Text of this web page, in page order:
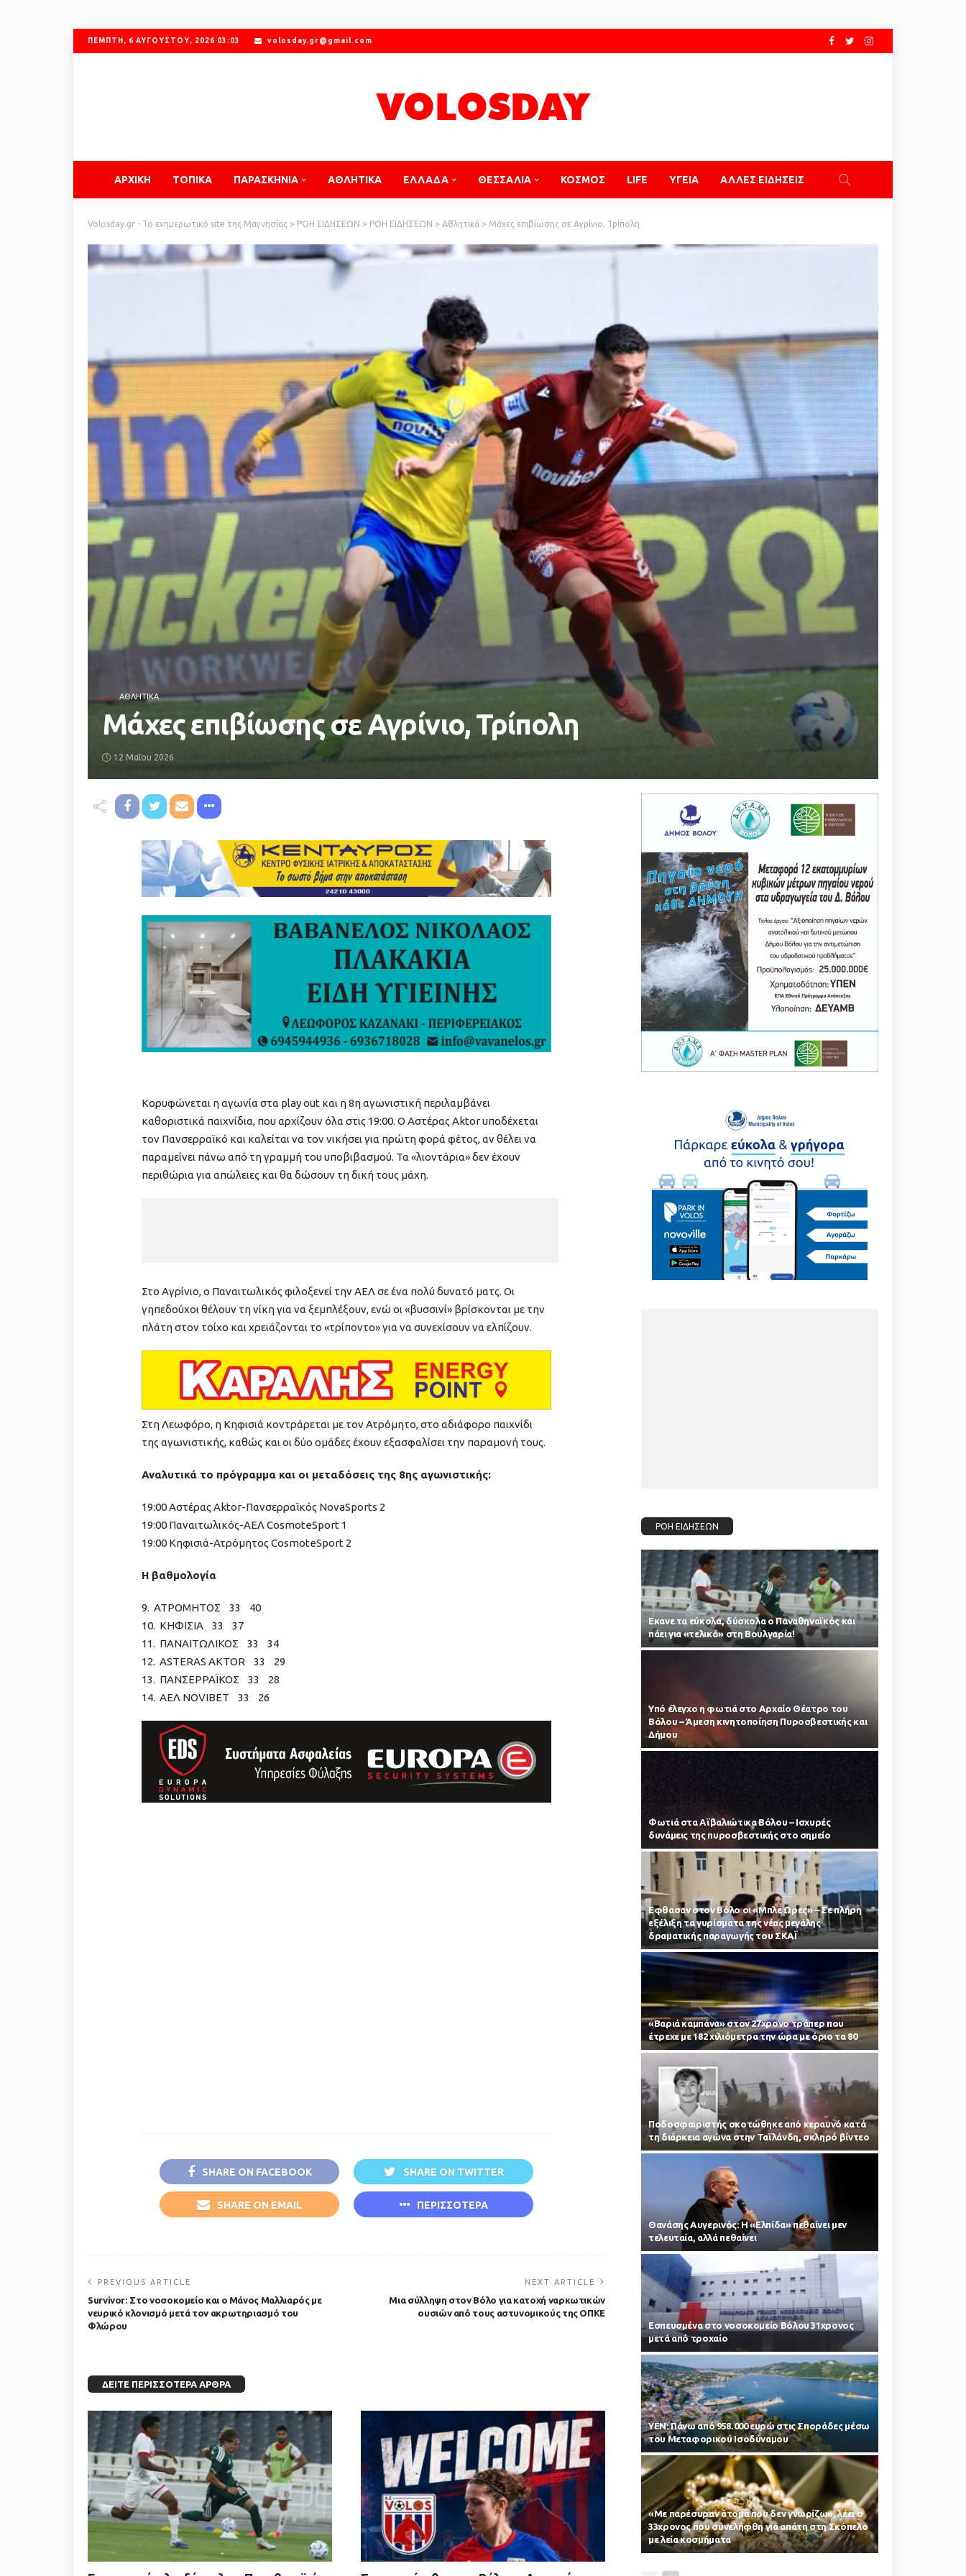
ΠΈΜΠΤΗ, 6 ΑΥΓΟΎΣΤΟΥ, 2026 03:03 volosday.gr@gmail.com
ΑΡΧΙΚΗ ΤΟΠΙΚΑ ΠΑΡΑΣΚΗΝΙΑ ΑΘΛΗΤΙΚΑ ΕΛΛΑΔΑ ΘΕΣΣΑΛΙΑ ΚΟΣΜΟΣ LIFE ΥΓΕΙΑ ΑΛΛΕΣ ΕΙΔΗΣΕΙΣ
Volosday.gr - Το ενημερωτικό site της Μαγνησίας > ΡΟΗ ΕΙΔΗΣΕΩΝ > ΡΟΗ ΕΙΔΗΣΕΩΝ > Αθλητικά > Μάχες επιβίωσης σε Αγρίνιο, Τρίπολη
ΑΘΛΗΤΙΚΆ
Μάχες επιβίωσης σε Αγρίνιο, Τρίπολη
12 Μαΐου 2026
Κορυφώνεται η αγωνία στα play out και η 8η αγωνιστική περιλαμβάνει
καθοριστικά παιχνίδια, που αρχίζουν όλα στις 19:00. Ο Αστέρας Aktor υποδέχεται
τον Πανσερραϊκό και καλείται να τον νικήσει για πρώτη φορά φέτος, αν θέλει να
παραμείνει πάνω από τη γραμμή του υποβιβασμού. Τα «λιοντάρια» δεν έχουν
περιθώρια για απώλειες και θα δώσουν τη δική τους μάχη.
Στο Αγρίνιο, ο Παναιτωλικός φιλοξενεί την ΑΕΛ σε ένα πολύ δυνατό ματς. Οι
γηπεδούχοι θέλουν τη νίκη για να ξεμπλέξουν, ενώ οι «βυσσινί» βρίσκονται με την
πλάτη στον τοίχο και χρειάζονται το «τρίποντο» για να συνεχίσουν να ελπίζουν.
Στη Λεωφόρο, η Κηφισιά κοντράρεται με τον Ατρόμητο, στο αδιάφορο παιχνίδι
της αγωνιστικής, καθώς και οι δύο ομάδες έχουν εξασφαλίσει την παραμονή τους.
Αναλυτικά το πρόγραμμα και οι μεταδόσεις της 8ης αγωνιστικής:
19:00 Αστέρας Aktor-Πανσερραϊκός NovaSports 2
19:00 Παναιτωλικός-ΑΕΛ CosmoteSport 1
19:00 Κηφισιά-Ατρόμητος CosmoteSport 2
Η βαθμολογία
9. ΑΤΡΟΜΗΤΟΣ 33 40
10. ΚΗΦΙΣΙΑ 33 37
11. ΠΑΝΑΙΤΩΛΙΚΟΣ 33 34
12. ASTERAS AKTOR 33 29
13. ΠΑΝΣΕΡΡΑΪΚΟΣ 33 28
14. ΑΕΛ NOVIBET 33 26
SHARE ON FACEBOOK SHARE ON TWITTER
SHARE ON EMAIL ΠΕΡΙΣΣΟΤΕΡΑ
PREVIOUS ARTICLE
Survivor: Στο νοσοκομείο και ο Μάνος Μαλλιαρός με
νευρικό κλονισμό μετά τον ακρωτηριασμό του
Φλώρου
NEXT ARTICLE
Μια σύλληψη στον Βόλο για κατοχή ναρκωτικών
ουσιών από τους αστυνομικούς της ΟΠΚΕ
ΔΕΊΤΕ ΠΕΡΙΣΣΌΤΕΡΑ ΆΡΘΡΑ
ΡΟΗ ΕΙΔΗΣΕΩΝ
Εκανε τα εύκολα, δύσκολα ο Παναθηναϊκός και
πάει για «τελικό» στη Βουλγαρία!
Υπό έλεγχο η φωτιά στο Αρχαίο Θέατρο του
Βόλου – Άμεση κινητοποίηση Πυροσβεστικής και
Δήμου
Φωτιά στα Αϊβαλιώτικα Βόλου – Ισχυρές
δυνάμεις της πυροσβεστικής στο σημείο
Εφθασαν στον Βόλο οι «Μπλε Ωρες» – Σε πλήρη
εξέλιξη τα γυρίσματα της νέας μεγάλης
δραματικής παραγωγής του ΣΚΑΪ
«Βαριά καμπάνα» στον 27χρονο τράπερ που
έτρεχε με 182 χιλιόμετρα την ώρα με όριο τα 80
Ποδοσφαιριστής σκοτώθηκε από κεραυνό κατά
τη διάρκεια αγώνα στην Ταϊλάνδη, σκληρό βίντεο
Θανάσης Αυγερινός: Η «Ελπίδα» πεθαίνει μεν
τελευταία, αλλά πεθαίνει
Εσπευσμένα στο νοσοκομείο Βόλου 31χρονος
μετά από τροχαίο
ΥΕΝ: Πάνω από 958.000 ευρώ στις Σποράδες μέσω
του Μεταφορικού Ισοδύναμου
«Με παρέσυραν άτομα που δεν γνωρίζω», λέει ο
33χρονος που συνελήφθη για απάτη στη Σκόπελο
με λεία κοσμήματα